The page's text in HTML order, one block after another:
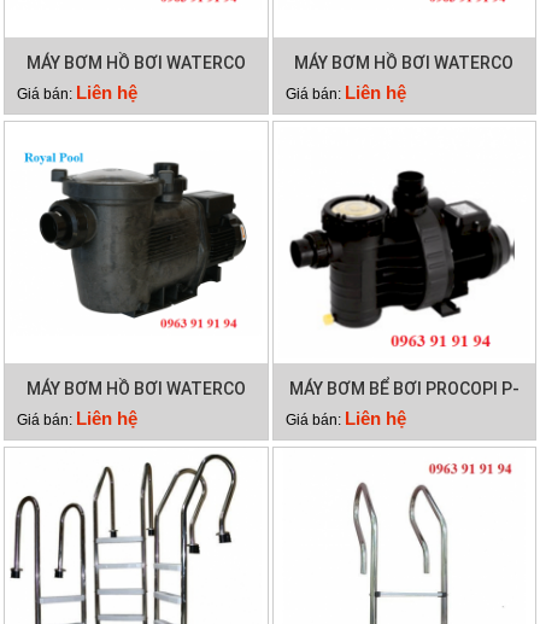
MÁY BƠM HỒ BƠI WATERCO
HYDROSTAR 200
Giá bán: Liên hệ
MÁY BƠM HỒ BƠI WATERCO
HYDROSTAR 250
Giá bán: Liên hệ
MÁY BƠM HỒ BƠI WATERCO
HYDROSTAR 300
Giá bán: Liên hệ
MÁY BƠM BỂ BƠI PROCOPI P-
AP 0.95HP
Giá bán: Liên hệ